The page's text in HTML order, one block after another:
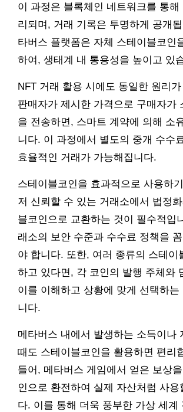
이 과정은 블록체인 네트워크를 통해
리되며, 거래 기록은 투명하게 공개됩
타버스 플랫폼은 자체 스테이블코인
하여, 생태계 내 통용성을 높이고 있
NFT 거래 활용 시에도 동일한 원리
판매자가 제시한 가격으로 구매자가
을 전송하면, 스마트 계약에 의해 소
니다. 이 과정에서 별도의 중개 수수
효율적인 거래가 가능해집니다.
스테이블코인을 효과적으로 사용하
저 신뢰할 수 있는 거래소에서 법정화
블코인으로 교환하는 것이 필수적입
래소의 보안 수준과 수수료 정책을
야 합니다. 또한, 여러 종류의 스테이
하고 있다면, 각 코인의 발행 주체와
이를 이해하고 상황에 맞게 선택하는
니다.
메타버스 내에서 발생하는 소득이나
때도 스테이블코인을 활용하면 편리
들어, 메타버스 게임에서 얻은 보상
인으로 환전하여 실제 자산처럼 사용
다. 이를 통해 더욱 풍부한 가상 세계